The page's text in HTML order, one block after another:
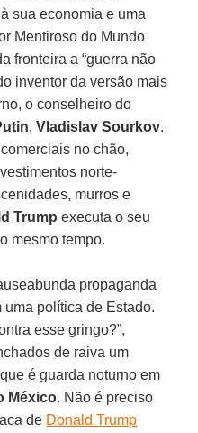
sua economia e uma
Mentiroso do Mundo
fronteira a “guerra não
inventor da versão mais
o conselheiro do
,Vladislav Sourkov.
no chão,
norte-
murros e
Trump executa o seu
mesmo tempo.
propaganda
política de Estado.
esse gringo?”,
de raiva um
é guarda noturno em
México. Não é preciso
de Donald Trump